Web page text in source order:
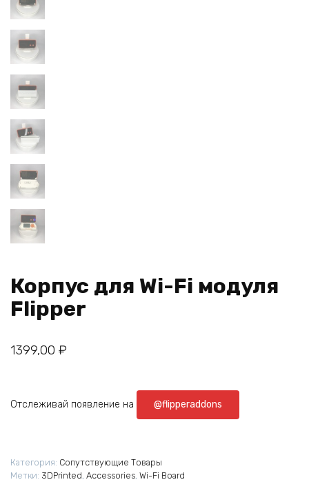
Корпус для Wi-Fi модуля
Flipper
1399,00 ₽
Отслеживай появление на @flipperaddons
Категория: Сопутствующие Товары
Метки: 3DPrinted, Accessories, Wi-Fi Board